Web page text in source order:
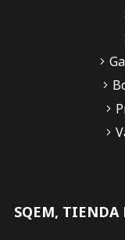
SQEM, TIENDA